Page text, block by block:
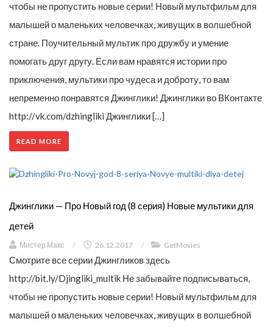
чтобы не пропустить новые серии! Новый мультфильм для
малышей о маленьких человечках, живущих в волшебной
стране. Поучительный мультик про дружбу и умение
помогать друг другу. Если вам нравятся истории про
приключения, мультики про чудеса и доброту, то вам
непременно понравятся Джинглики! Джинглики во ВКонтакте
http://vk.com/dzhingliki Джинглики […]
READ MORE
Джинглики — Про Новый год (8 серия) Новые мультики для
детей
Мистер Макс / 26.12.2017 / GetMovies
Смотрите все серии Джингликов здесь
http://bit.ly/Djingliki_multik Не забывайте подписываться,
чтобы не пропустить новые серии! Новый мультфильм для
малышей о маленьких человечках, живущих в волшебной